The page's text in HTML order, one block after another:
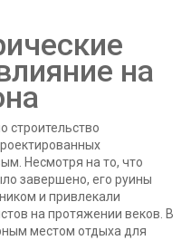
на
строительство
Несмотря на то, что
завершено, его руины
и привлекали
на протяжении веков. В
местом отдыха для